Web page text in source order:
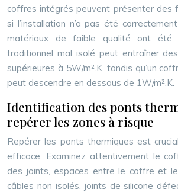
coffres intégrés peuvent présenter des
si l’installation n’a pas été
matériaux de faible qualité ont été
traditionnel mal isolé peut entraîner
supérieures à 5W/m².K, tandis qu’un
peut descendre en dessous de 1W/m².K.
Identification des ponts
repérer les zones à risque
Repérer les ponts thermiques est
efficace. Examinez attentivement le
des joints, espaces entre le coffre et
câbles non isolés, joints de silicone